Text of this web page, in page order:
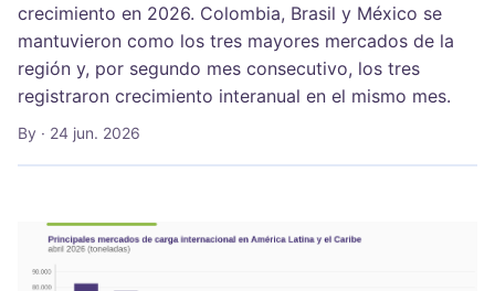
crecimiento en 2026. Colombia, Brasil y México se
mantuvieron como los tres mayores mercados de la
región y, por segundo mes consecutivo, los tres
registraron crecimiento interanual en el mismo mes.
By · 24 jun. 2026